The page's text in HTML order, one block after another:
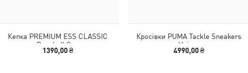
Кепка PREMIUM ESS CLASSIC
Baseball Cap
1390,00 ₴
Кросівки PUMA Tackle Sneakers
Unisex
4990,00 ₴